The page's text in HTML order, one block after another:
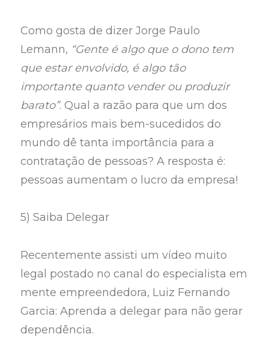
Como gosta de dizer Jorge Paulo
Lemann, “Gente é algo que o dono tem
que estar envolvido, é algo tão
importante quanto vender ou produzir
barato”. Qual a razão para que um dos
empresários mais bem-sucedidos do
mundo dê tanta importância para a
contratação de pessoas? A resposta é:
pessoas aumentam o lucro da empresa!
5) Saiba Delegar
Recentemente assisti um vídeo muito
legal postado no canal do especialista em
mente empreendedora, Luiz Fernando
Garcia: Aprenda a delegar para não gerar
dependência.